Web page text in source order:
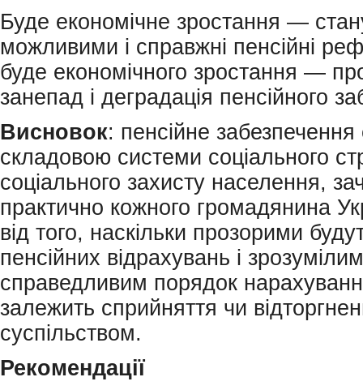
Буде економічне зростання —
можливими і справжні пенсійні
буде економічного зростання —
занепад і деградація пенсійного
Висновок: пенсійне
складовою системи соціального
соціального захисту населення,
практично кожного громадянина
від того, наскільки прозорими
пенсійних відрахувань і
справедливим порядок
залежить сприйняття чи
суспільством.
Рекомендації